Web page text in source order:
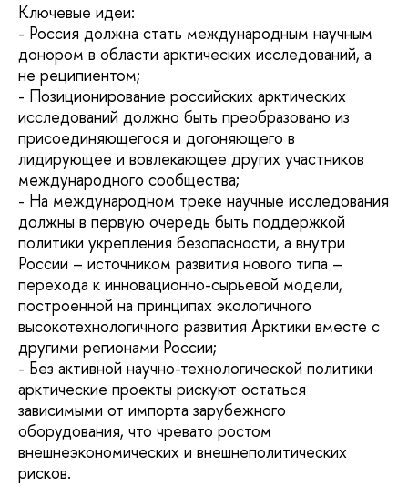
Ключевые идеи:
- Россия должна стать международным научным
донором в области арктических исследований, а
не реципиентом;
- Позиционирование российских арктических
исследований должно быть преобразовано из
присоединяющегося и догоняющего в
лидирующее и вовлекающее других участников
международного сообщества;
- На международном треке научные исследования
должны в первую очередь быть поддержкой
политики укрепления безопасности, а внутри
России – источником развития нового типа –
перехода к инновационно-сырьевой модели,
построенной на принципах экологичного
высокотехнологичного развития Арктики вместе с
другими регионами России;
- Без активной научно-технологической политики
арктические проекты рискуют остаться
зависимыми от импорта зарубежного
оборудования, что чревато ростом
внешнеэкономических и внешнеполитических
рисков.